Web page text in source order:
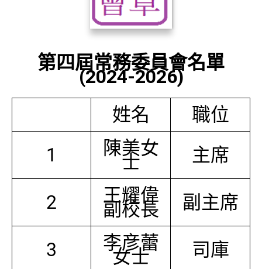
第四屆常務委員會名單
(2024-2026)
姓名
職位
1
陳美女
士 主席
2 王耀偉
副校長 副主席
3 李彦蕾
女士 司庫